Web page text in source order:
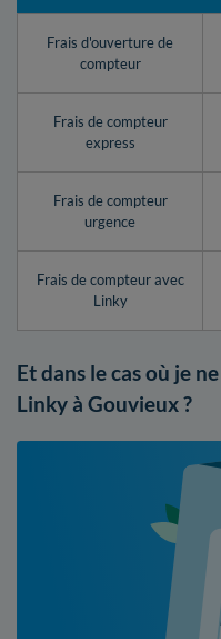
Frais d'ouverture de
compteur
Frais de compteur
express
Frais de compteur
urgence
Frais de compteur avec
Linky
Et dans le cas où je
Linky à Gouvieux ?